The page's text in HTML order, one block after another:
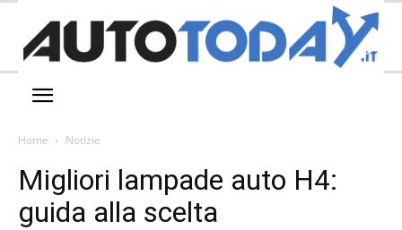
Home Notizie
Migliori lampade auto H4:
guida alla scelta